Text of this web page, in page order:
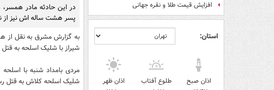
افزایش قیمت طلا و نقره جهانی
استان:
اذان صبح
طلوع آفتاب
اذان ظهر
در این حادثه مادر
پسر هشت ساله اش نیز از
به گزارش مشرق به نقل از
شیراز با شلیک اسلحه به قتل
مردی بامداد شنبه با
شلیک اسلحه کلاش به قتل